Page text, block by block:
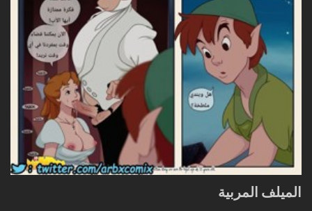
الميلف المربية